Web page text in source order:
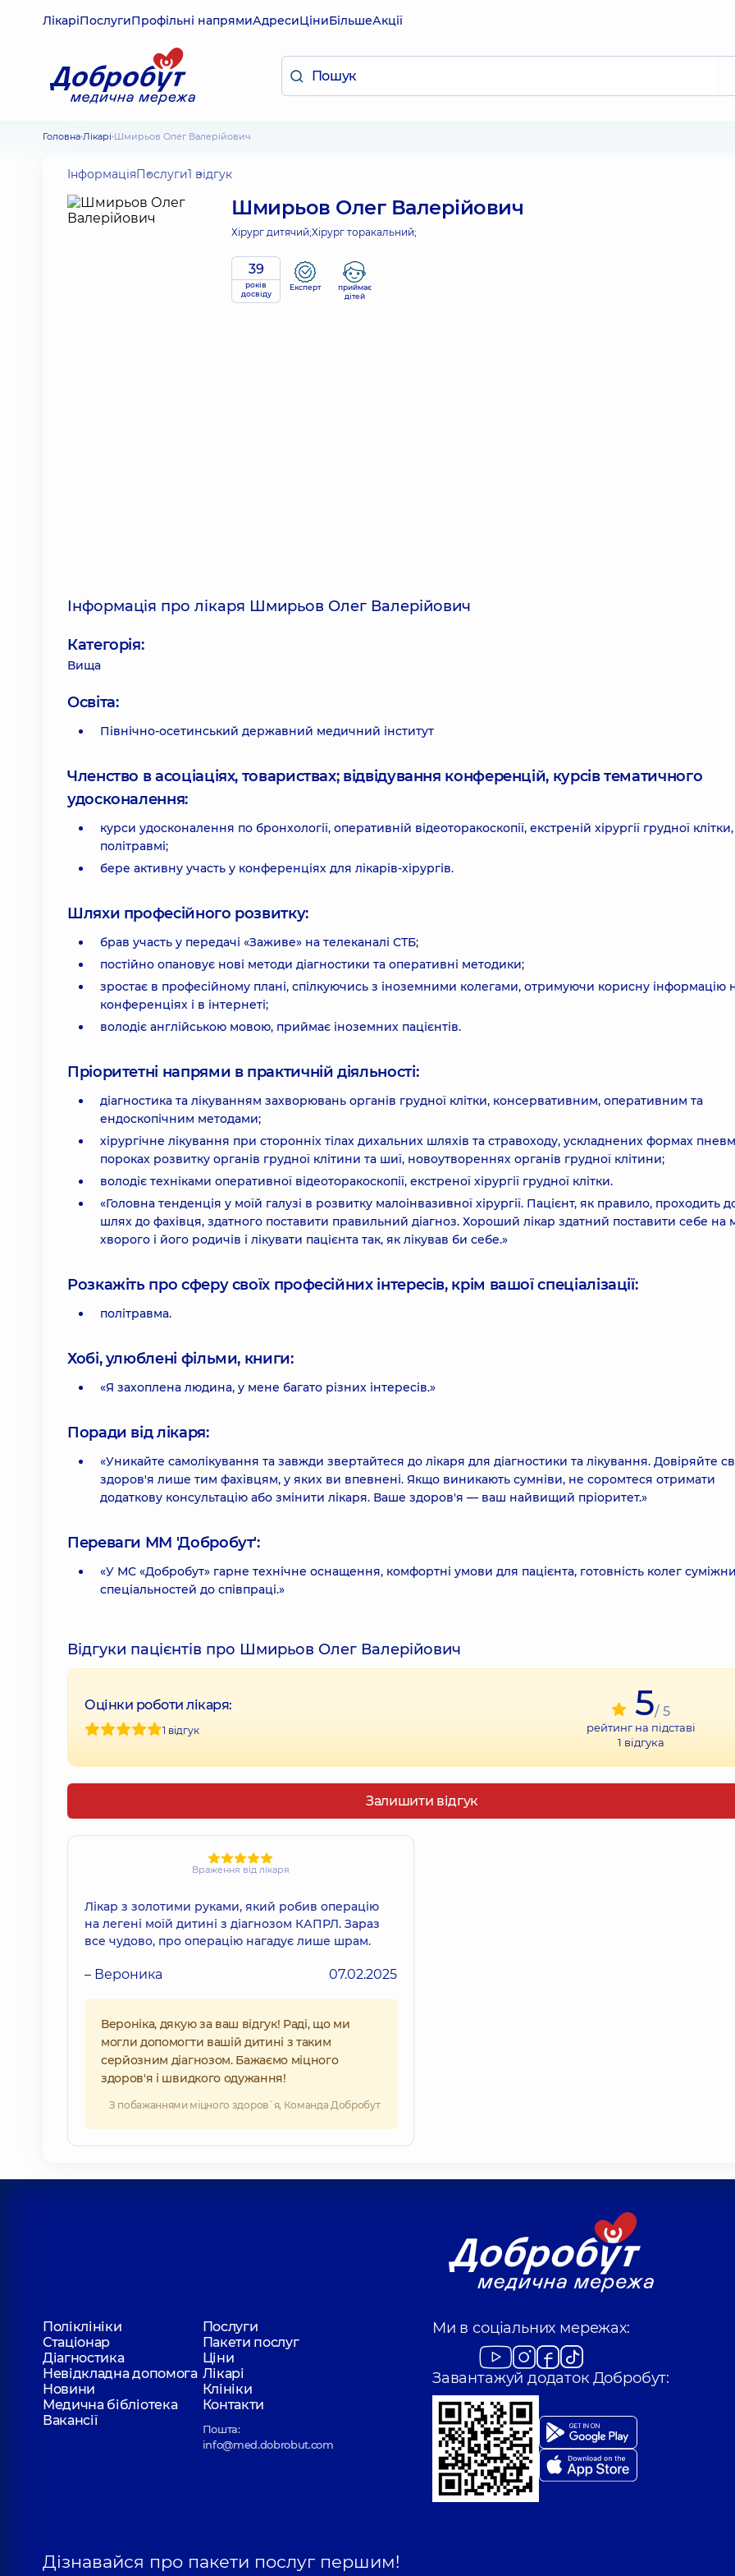
ЛікаріПослугиПрофільні напрямиАдресиЦіниБільшеАкції
Головна Лікарі Шмирьов Олег Валерійович
ІнформаціяПослуги1 відгук
Шмирьов Олег Валерійович
Хірург дитячий;Хірург торакальний;
39
років
досвіду
Експерт
приймає
дітей
Інформація про лікаря Шмирьов Олег Валерійович
Категорія:
Вища
Освіта:
Північно-осетинський державний медичний інститут
Членство в асоціаціях, товариствах; відвідування конференцій, курсів тематичного
удосконалення:
курси удосконалення по бронхології, оперативній відеоторакоскопії, екстреній хірургії грудної клітки,
політравмі;
бере активну участь у конференціях для лікарів-хірургів.
Шляхи професійного розвитку:
брав участь у передачі «Заживе» на телеканалі СТБ;
постійно опановує нові методи діагностики та оперативні методики;
зростає в професійному плані, спілкуючись з іноземними колегами, отримуючи корисну інформацію
конференціях і в інтернеті;
володіє англійською мовою, приймає іноземних пацієнтів.
Пріоритетні напрями в практичній діяльності:
діагностика та лікуванням захворювань органів грудної клітки, консервативним, оперативним та
ендоскопічним методами;
хірургічне лікування при сторонніх тілах дихальних шляхів та стравоходу, ускладнених формах
пороках розвитку органів грудної клітини та шиї, новоутвореннях органів грудної клітини;
володіє техніками оперативної відеоторакоскопії, екстреної хірургії грудної клітки.
«Головна тенденція у моїй галузі в розвитку малоінвазивної хірургії. Пацієнт, як правило, проходить
шлях до фахівця, здатного поставити правильний діагноз. Хороший лікар здатний поставити себе на
хворого і його родичів і лікувати пацієнта так, як лікував би себе.»
Розкажіть про сферу своїх професійних інтересів, крім вашої спеціалізації:
політравма.
Хобі, улюблені фільми, книги:
«Я захоплена людина, у мене багато різних інтересів.»
Поради від лікаря:
«Уникайте самолікування та завжди звертайтеся до лікаря для діагностики та лікування. Довіряйте
здоров'я лише тим фахівцям, у яких ви впевнені. Якщо виникають сумніви, не соромтеся отримати
додаткову консультацію або змінити лікаря. Ваше здоров'я — ваш найвищий пріоритет.»
Переваги ММ 'Добробут':
«У МС «Добробут» гарне технічне оснащення, комфортні умови для пацієнта, готовність колег
спеціальностей до співпраці.»
Відгуки пацієнтів про Шмирьов Олег Валерійович
Оцінки роботи лікаря:
1 відгук
5/ 5
рейтинг на підставі
1 відгука
Залишити відгук
Враження від лікаря
Лікар з золотими руками, який робив операцію
на легені моїй дитині з діагнозом КАПРЛ. Зараз
все чудово, про операцію нагадує лише шрам.
– Вероника 07.02.2025
Вероніка, дякую за ваш відгук! Раді, що ми
могли допомогти вашій дитині з таким
серйозним діагнозом. Бажаємо міцного
здоров'я і швидкого одужання!
З побажаннями міцного здоров`я, Команда Добробут
Поліклініки
Послуги
Стаціонар
Пакети послуг
Діагностика
Ціни
Невідкладна допомога Лікарі
Новини
Клініки
Медична бібліотека
Контакти
Вакансії
Пошта:
info@med.dobrobut.com
Ми в соціальних мережах:
Завантажуй додаток Добробут:
Дізнавайся про пакети послуг першим!